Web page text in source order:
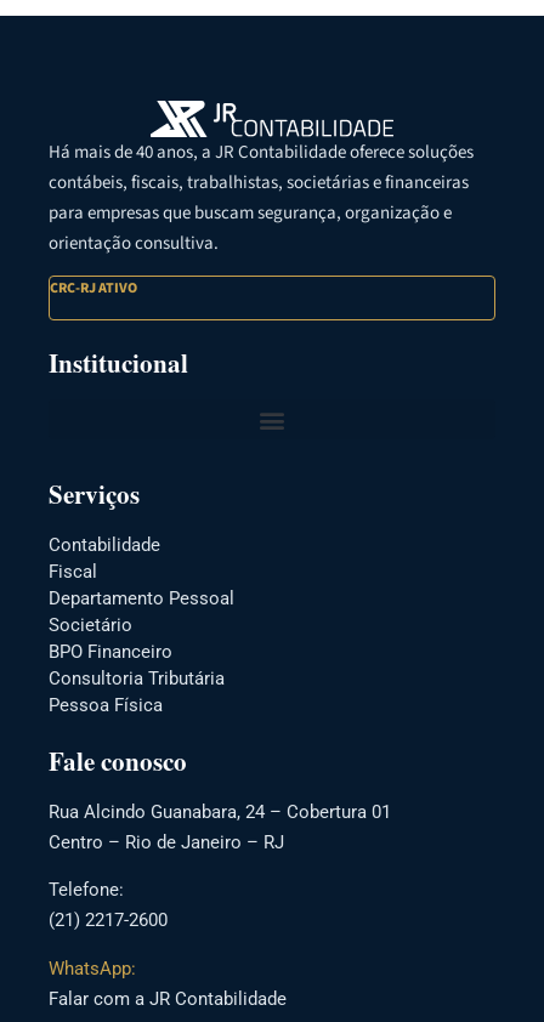
Há mais de 40 anos, a JR Contabilidade oferece soluções
contábeis, fiscais, trabalhistas, societárias e financeiras
para empresas que buscam segurança, organização e
orientação consultiva.
CRC-RJ ATIVO
Institucional
Serviços
Contabilidade
Fiscal
Departamento Pessoal
Societário
BPO Financeiro
Consultoria Tributária
Pessoa Física
Fale conosco
Rua Alcindo Guanabara, 24 – Cobertura 01
Centro – Rio de Janeiro – RJ
Telefone:
(21) 2217-2600
WhatsApp:
Falar com a JR Contabilidade